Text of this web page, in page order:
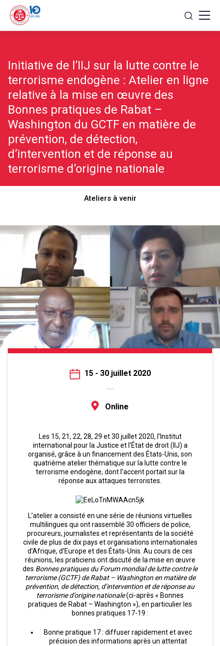
content
Initiative de l’IIJ sur la lutte contre le
terrorisme endogène : Atelier en ligne
relative à la mise en œuvre des
Bonnes pratiques de Rabat –
Washington du GCTF en matière de
prévention, de détection,
d’intervention et de réponse au
terrorisme d’origine nationale
Ateliers à venir
15 - 30 juillet 2020
Online
Les 15, 21, 22, 28, 29 et 30 juillet 2020, l’Institut
international pour la Justice et l’État de droit (IIJ) a
organisé, grâce à un financement des États-Unis, son
quatrième atelier thématique sur la lutte contre le
terrorisme endogène, dont l’accent portait sur la
réponse aux attaques terroristes.
L’atelier a consisté en une série de réunions virtuelles
multilingues qui ont rassemblé 30 officiers de police,
procureurs, journalistes et représentants de la société
civile de plus de dix pays et organisations internationales
d’Afrique, d’Europe et des États-Unis. Au cours de ces
réunions, les praticiens ont discuté de la mise en œuvre
des Bonnes pratiques du Forum mondial de lutte contre le
terrorisme (GCTF) de Rabat – Washington en matière de
prévention, de détection, d’intervention et de réponse au
terrorisme d’origine nationale(ci-après « Bonnes
pratiques de Rabat – Washington »), en particulier les
bonnes pratiques 17-19 :
Bonne pratique 17 : diffuser rapidement et avec
précision des informations après un attentat